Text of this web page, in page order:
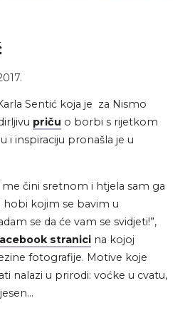
Sentić koja je za Nismo
priču o borbi s rijetkom
i inspiraciju pronašla je u
me čini sretnom i htjela sam ga
hobi kojim se bavim u
se da će vam se svidjeti!”,
stranici na kojoj
fotografije. Motive koje
nalazi u prirodi: voćke u cvatu,